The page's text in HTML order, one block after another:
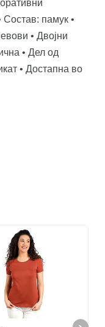
Состав: памук •
• Двојни
• Дел од
• Достапна во